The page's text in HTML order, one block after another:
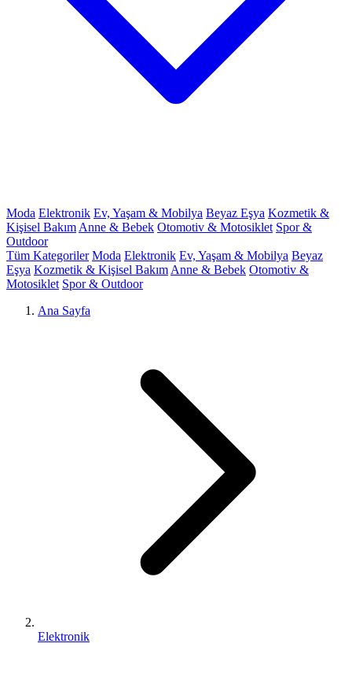
Moda Elektronik Ev, Yaşam & Mobilya Beyaz Eşya Kozmetik &
Kişisel Bakım Anne & Bebek Otomotiv & Motosiklet Spor &
Outdoor
Tüm Kategoriler Moda Elektronik Ev, Yaşam & Mobilya Beyaz
Eşya Kozmetik & Kişisel Bakım Anne & Bebek Otomotiv &
Motosiklet Spor & Outdoor
Ana Sayfa
Elektronik